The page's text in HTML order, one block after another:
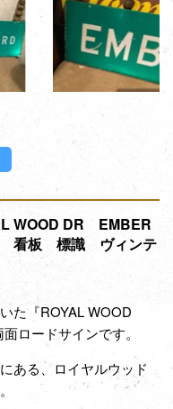
WOOD DR EMBER
看板 標識 ヴィンテ
た『ROYAL WOOD
ロードサインです。
ある、ロイヤルウッド